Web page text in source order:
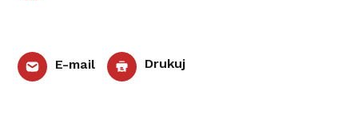
E-mail Drukuj